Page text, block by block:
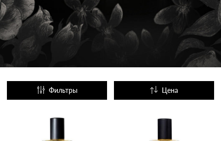
Фильтры Цена